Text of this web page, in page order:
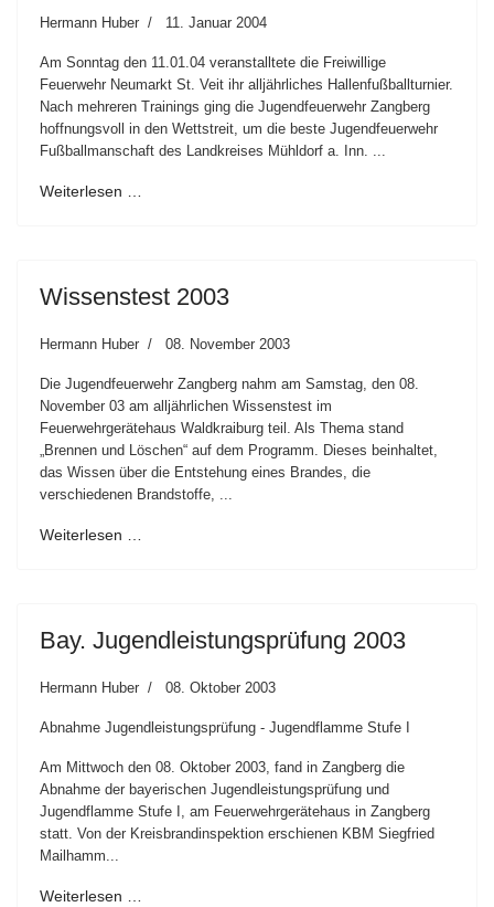
Hermann Huber 11. Januar 2004
Am Sonntag den 11.01.04 veranstalltete die Freiwillige
Feuerwehr Neumarkt St. Veit ihr alljährliches Hallenfußballturnier.
Nach mehreren Trainings ging die Jugendfeuerwehr Zangberg
hoffnungsvoll in den Wettstreit, um die beste Jugendfeuerwehr
Fußballmanschaft des Landkreises Mühldorf a. Inn. ...
Weiterlesen …
Wissenstest 2003
Hermann Huber 08. November 2003
Die Jugendfeuerwehr Zangberg nahm am Samstag, den 08.
November 03 am alljährlichen Wissenstest im
Feuerwehrgerätehaus Waldkraiburg teil. Als Thema stand
„Brennen und Löschen“ auf dem Programm. Dieses beinhaltet,
das Wissen über die Entstehung eines Brandes, die
verschiedenen Brandstoffe, ...
Weiterlesen …
Bay. Jugendleistungsprüfung 2003
Hermann Huber 08. Oktober 2003
Abnahme Jugendleistungsprüfung - Jugendflamme Stufe I
Am Mittwoch den 08. Oktober 2003, fand in Zangberg die
Abnahme der bayerischen Jugendleistungsprüfung und
Jugendflamme Stufe I, am Feuerwehrgerätehaus in Zangberg
statt. Von der Kreisbrandinspektion erschienen KBM Siegfried
Mailhamm...
Weiterlesen …